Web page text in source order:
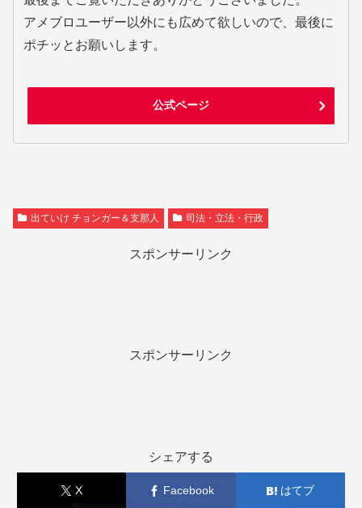
アメブロユーザー以外にも広めて欲しいので、最後に
ポチッとお願いします。
公式ページ
出ていけ チョンガー＆支那人 司法・立法・行政
スポンサーリンク
スポンサーリンク
シェアする
X Facebook はてブ